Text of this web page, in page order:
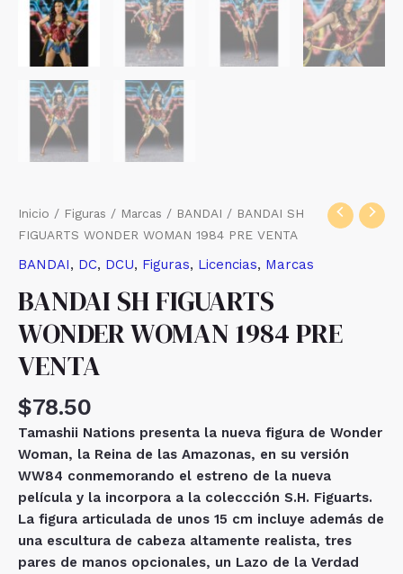
Inicio / Figuras / Marcas / BANDAI / BANDAI SH
FIGUARTS WONDER WOMAN 1984 PRE VENTA
BANDAI, DC, DCU, Figuras, Licencias, Marcas
BANDAI SH FIGUARTS
WONDER WOMAN 1984 PRE
VENTA
$78.50
Tamashii Nations presenta la nueva figura de Wonder
Woman, la Reina de las Amazonas, en su versión
WW84 conmemorando el estreno de la nueva
película y la incorpora a la coleccción S.H. Figuarts.
La figura articulada de unos 15 cm incluye además de
una escultura de cabeza altamente realista, tres
pares de manos opcionales, un Lazo de la Verdad